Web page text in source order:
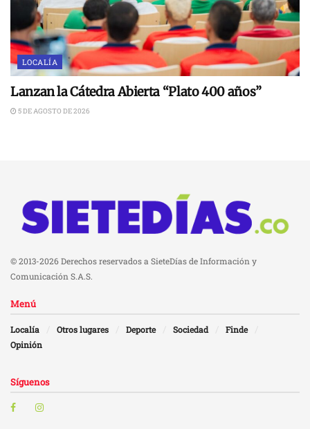
LOCALÍA
Lanzan la Cátedra Abierta “Plato 400 años”
5 DE AGOSTO DE 2026
© 2013-2026 Derechos reservados a SieteDías de Información y
Comunicación S.A.S.
Menú
Localía Otros lugares Deporte Sociedad
Finde
Opinión
Síguenos